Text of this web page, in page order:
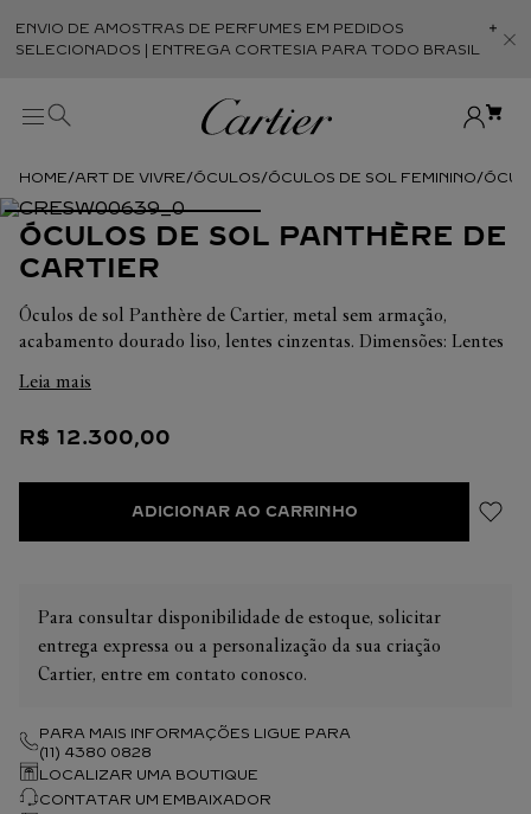
ENVIO DE AMOSTRAS DE PERFUMES EM PEDIDOS
SELECIONADOS | ENTREGA CORTESIA PARA TODO BRASIL
ART DE VIVRE ÓCULOS ÓCULOS DE SOL FEMININO
ÓCULOS DE SOL PANTHÈRE DE
CARTIER
Óculos de sol Panthère de Cartier, metal sem armação,
acabamento dourado liso, lentes cinzentas. Dimensões: Lentes
Leia mais
R$ 12.300,00
ADICIONAR AO CARRINHO
Para consultar disponibilidade de estoque, solicitar
entrega expressa ou a personalização da sua criação
Cartier, entre em contato conosco.
PARA MAIS INFORMAÇÕES LIGUE PARA
(11) 4380 0828
LOCALIZAR UMA BOUTIQUE
CONTATAR UM EMBAIXADOR